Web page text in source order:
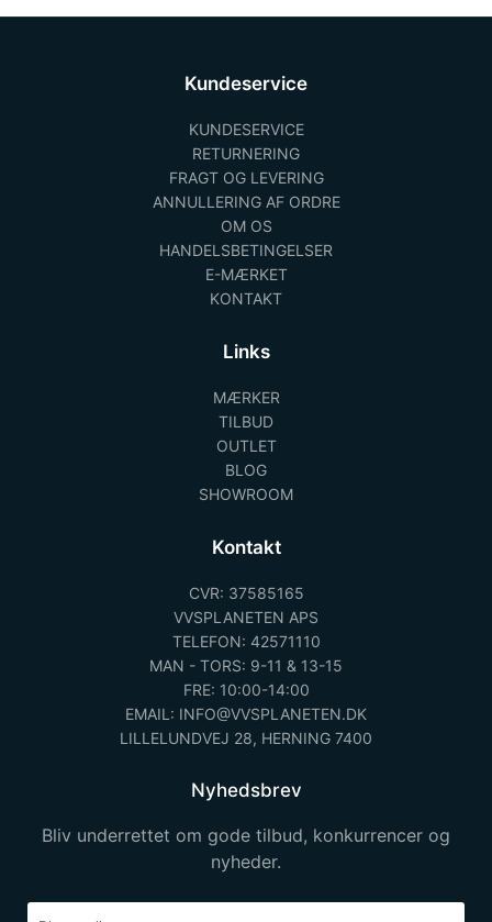
Kundeservice
KUNDESERVICE
RETURNERING
FRAGT OG LEVERING
ANNULLERING AF ORDRE
OM OS
HANDELSBETINGELSER
E-MÆRKET
KONTAKT
Links
MÆRKER
TILBUD
OUTLET
BLOG
SHOWROOM
Kontakt
CVR: 37585165
VVSPLANETEN APS
TELEFON: 42571110
MAN - TORS: 9-11 & 13-15
FRE: 10:00-14:00
EMAIL: INFO@VVSPLANETEN.DK
LILLELUNDVEJ 28, HERNING 7400
Nyhedsbrev
Bliv underrettet om gode tilbud, konkurrencer og
nyheder.